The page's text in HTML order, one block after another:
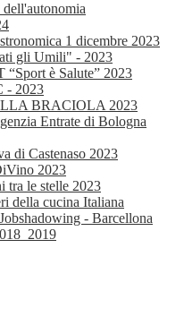
dell'autonomia
1 dicembre 2023
gli Umili" - 2023
“Sport è Salute” 2023
- 2023
BRACIOLA 2023
Entrate di Bologna
di Castenaso 2023
2023
tra le stelle 2023
della cucina Italiana
- Barcellona